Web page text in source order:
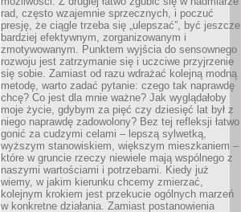
rad, często wzajemnie sprzecznych, i poczuć
presję, że ciągle trzeba się „ulepszać”, być jeszcze
bardziej efektywnym, zorganizowanym i
zmotywowanym. Punktem wyjścia do sensownego
rozwoju jest zatrzymanie się i uczciwe przyjrzenie
się sobie. Zamiast od razu wdrażać kolejną modną
metodę, warto zadać pytanie: czego tak naprawdę
chcę? Co jest dla mnie ważne? Jak wyglądałoby
moje życie, gdybym za pięć czy dziesięć lat był z
niego naprawdę zadowolony? Bez tej refleksji łatwo
gonić za cudzymi celami – lepszą sylwetką,
wyższym stanowiskiem, większym mieszkaniem –
które w gruncie rzeczy niewiele mają wspólnego z
naszymi wartościami i potrzebami. Kiedy już
wiemy, w jakim kierunku chcemy zmierzać,
kolejnym krokiem jest przekucie ogólnych marzeń
w konkretne działania. Zamiast postanowienia